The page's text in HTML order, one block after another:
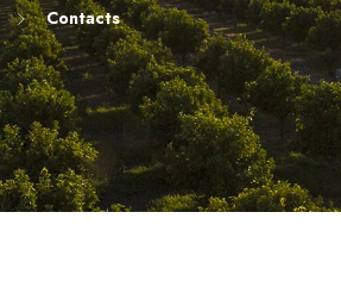
Contacts